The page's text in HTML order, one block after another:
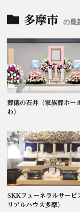
多摩市 の最
葬儀の石井（家族葬ホー
わ）
SKKフューネラルサービ
リアルハウス多摩）